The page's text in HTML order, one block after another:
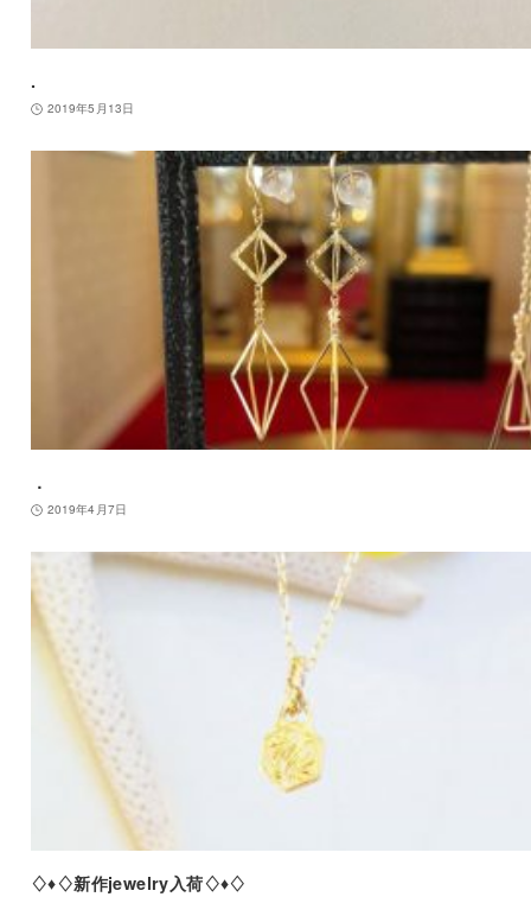
.
2019年5月13日
．
2019年4月7日
♢♦︎♢新作jewelry入荷♢♦︎♢